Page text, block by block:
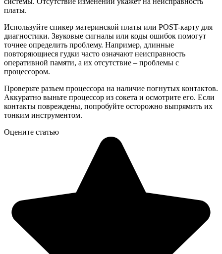
платы.
Используйте спикер материнской платы или POST-карту для
диагностики. Звуковые сигналы или коды ошибок помогут
точнее определить проблему. Например, длинные
повторяющиеся гудки часто означают неисправность
оперативной памяти, а их отсутствие – проблемы с
процессором.
Проверьте разъем процессора на наличие погнутых контактов.
Аккуратно выньте процессор из сокета и осмотрите его. Если
контакты повреждены, попробуйте осторожно выпрямить их
тонким инструментом.
Оцените статью